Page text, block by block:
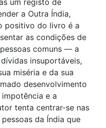
um registo de
a Outra Índia,
positivo do livro é a
as condições de
comuns — a
insuportáveis,
miséria e da sua
desenvolvimento
e a
tenta centrar-se nas
da Índia que